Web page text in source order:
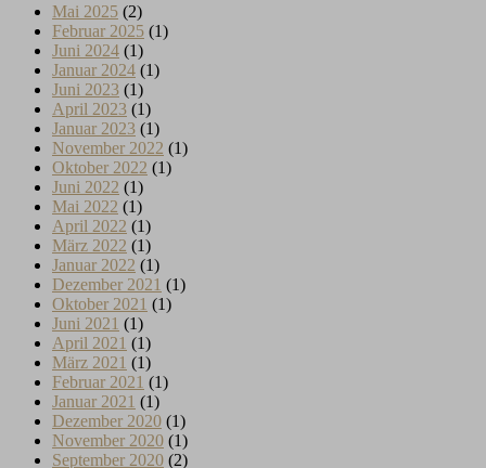
Mai 2025 (2)
Februar 2025 (1)
Juni 2024 (1)
Januar 2024 (1)
Juni 2023 (1)
April 2023 (1)
Januar 2023 (1)
November 2022 (1)
Oktober 2022 (1)
Juni 2022 (1)
Mai 2022 (1)
April 2022 (1)
März 2022 (1)
Januar 2022 (1)
Dezember 2021 (1)
Oktober 2021 (1)
Juni 2021 (1)
April 2021 (1)
März 2021 (1)
Februar 2021 (1)
Januar 2021 (1)
Dezember 2020 (1)
November 2020 (1)
September 2020 (2)